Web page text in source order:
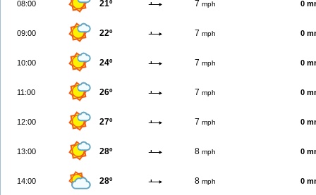
08:00 21º 7 mph 0
09:00 22º 7 mph 0
10:00 24º 7 mph 0
11:00 26º 7 mph 0
12:00 27º 7 mph 0
13:00 28º 8 mph 0
14:00 28º 8 mph 0